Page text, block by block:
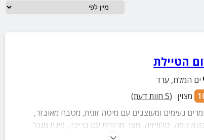
הטיילת
ים המלח,ערד
מצוין (
5 חוות דעת)
נעימים ומעוצבים עם מיטה זוגית, מטבח מאובזר,
קפה, טלוויזיה, חצר מרווחת עם בריכה, פינת מנגל